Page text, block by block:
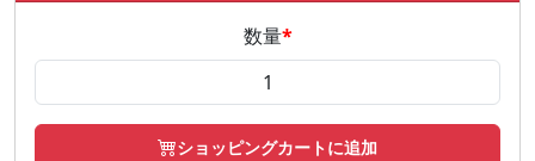
数量*
ショッピングカートに追加